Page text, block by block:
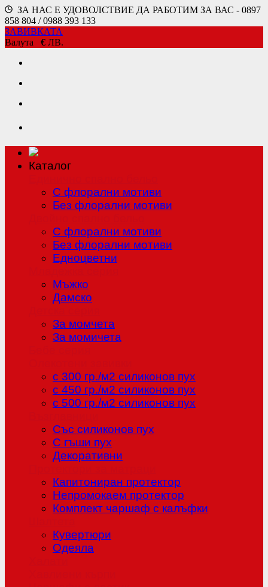
ЗА НАС Е УДОВОЛСТВИЕ ДА РАБОТИМ ЗА ВАС - 0897
858 804 / 0988 393 133
ЗАВИВКАТА
Валута € ЛВ.
Каталог
С флорални мотиви
Без флорални мотиви
С флорални мотиви
Без флорални мотиви
Едноцветни
Мъжко
Дамско
За момчета
За момичета
с 300 гр./м2 силиконов пух
с 450 гр./м2 силиконов пух
с 500 гр./м2 силиконов пух
Със силиконов пух
С гъши пух
Декоративни
Капитониран протектор
Непромокаем протектор
Комплект чаршаф с калъфки
Кувертюри
Одеяла